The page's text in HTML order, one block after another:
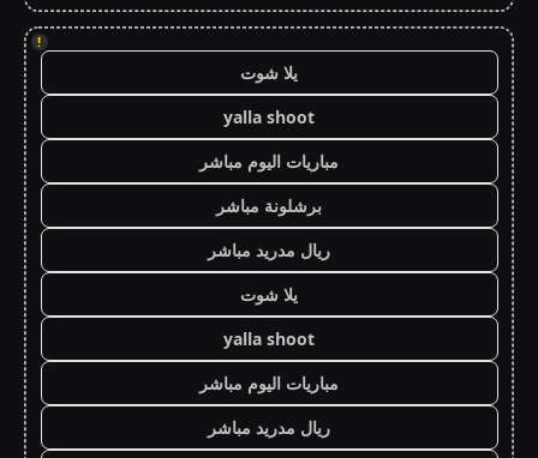
!
يلا شوت
yalla shoot
مباريات اليوم مباشر
برشلونة مباشر
ريال مدريد مباشر
يلا شوت
yalla shoot
مباريات اليوم مباشر
ريال مدريد مباشر